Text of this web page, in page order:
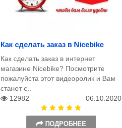
Как сделать заказ в Nicebike
Как сделать заказ в интернет
магазине Nicebike? Посмотрите
пожалуйста этот видеоролик и Вам
станет с..
12982
06.10.2020
ПОДРОБНЕЕ